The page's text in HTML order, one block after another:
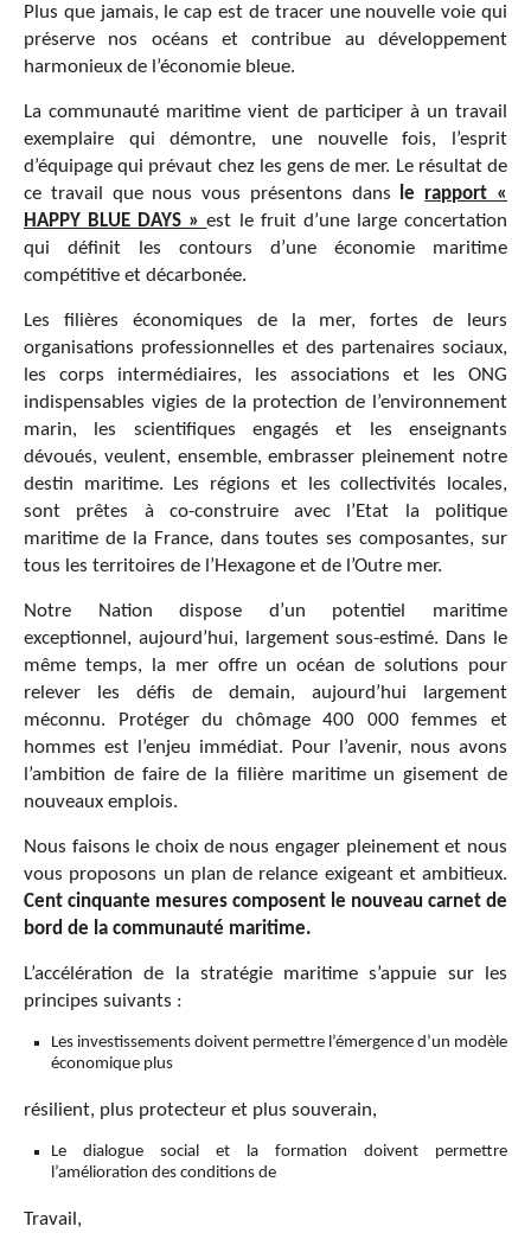
Plus que jamais, le cap est de tracer une nouvelle voie qui
préserve nos océans et contribue au développement
harmonieux de l’économie bleue.
La communauté maritime vient de participer à un travail
exemplaire qui démontre, une nouvelle fois, l’esprit
d’équipage qui prévaut chez les gens de mer. Le résultat de
ce travail que nous vous présentons dans
le rapport «
HAPPY BLUE DAYS »est le fruit d’une large concertation
qui définit les contours d’une économie maritime
compétitive et décarbonée.
Les filières économiques de la mer, fortes de leurs
organisations professionnelles et des partenaires sociaux,
les corps intermédiaires, les associations et les ONG
indispensables vigies de la protection de l’environnement
marin, les scientifiques engagés et les enseignants
dévoués, veulent, ensemble, embrasser pleinement notre
destin maritime. Les régions et les collectivités locales,
sont prêtes à co-construire avec l’Etat la politique
maritime de la France, dans toutes ses composantes, sur
tous les territoires de l’Hexagone et de l’Outre mer.
Notre Nation dispose d’un potentiel maritime
exceptionnel, aujourd’hui, largement sous-estimé. Dans le
même temps, la mer offre un océan de solutions pour
relever les défis de demain, aujourd’hui largement
méconnu. Protéger du chômage 400 000 femmes et
hommes est l’enjeu immédiat. Pour l’avenir, nous avons
l’ambition de faire de la filière maritime un gisement de
nouveaux emplois.
Nous faisons le choix de nous engager pleinement et nous
vous proposons un plan de relance exigeant et ambitieux.
Cent cinquante mesures composent le nouveau carnet de
bord de la communauté maritime.
L’accélération de la stratégie maritime s’appuie sur les
principes suivants :
Les investissements doivent permettre l’émergence d’un modèle
économique plus
résilient, plus protecteur et plus souverain,
Le dialogue social et la formation doivent permettre
l’amélioration des conditions de
Travail,